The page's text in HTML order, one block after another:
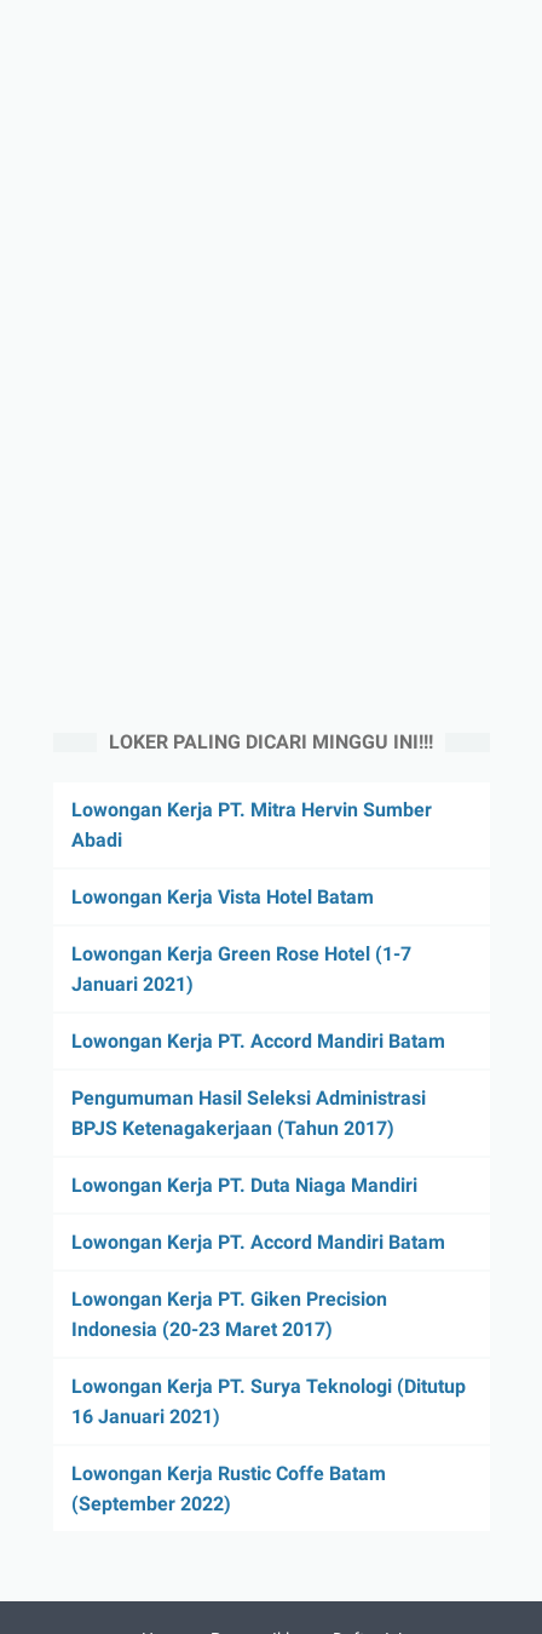
LOKER PALING DICARI MINGGU INI!!!
Lowongan Kerja PT. Mitra Hervin Sumber
Abadi
Lowongan Kerja Vista Hotel Batam
Lowongan Kerja Green Rose Hotel (1-7
Januari 2021)
Lowongan Kerja PT. Accord Mandiri Batam
Pengumuman Hasil Seleksi Administrasi
BPJS Ketenagakerjaan (Tahun 2017)
Lowongan Kerja PT. Duta Niaga Mandiri
Lowongan Kerja PT. Accord Mandiri Batam
Lowongan Kerja PT. Giken Precision
Indonesia (20-23 Maret 2017)
Lowongan Kerja PT. Surya Teknologi (Ditutup
16 Januari 2021)
Lowongan Kerja Rustic Coffe Batam
(September 2022)